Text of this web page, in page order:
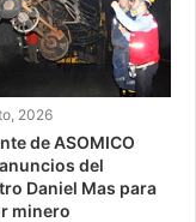
2026
de ASOMICO
del
Daniel Mas para
minero